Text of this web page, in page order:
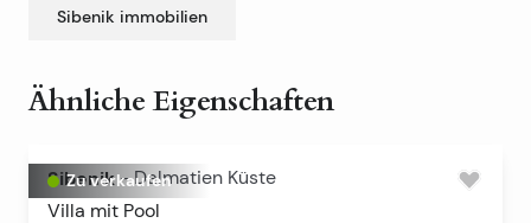
Sibenik immobilien
Ähnliche Eigenschaften
Zu verkaufen
Sibenik - Dalmatien Küste
Villa mit Pool